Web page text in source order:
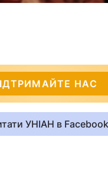
НАС
УНІАН в Facebook